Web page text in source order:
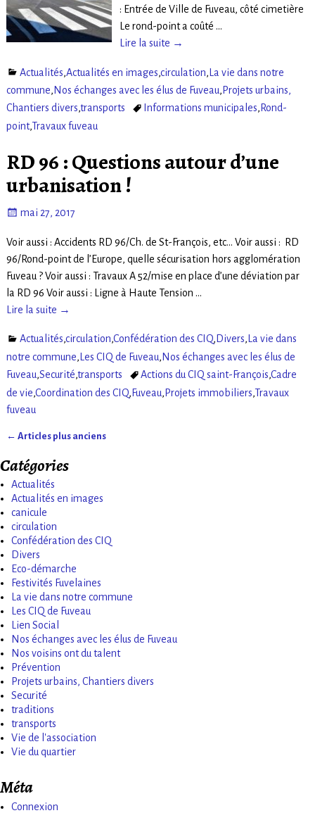
: Entrée de Ville de Fuveau, côté cimetière
Le rond-point a coûté …
Lire la suite →
Actualités,Actualités en images,circulation, La vie dans notre
commune, Nos échanges avec les élus de Fuveau, Projets urbains,
Chantiers divers,transports Informations municipales, Rond-
point,Travaux fuveau
RD 96 : Questions autour d’une
urbanisation !
mai 27, 2017
Voir aussi : Accidents RD 96/Ch. de St-François, etc… Voir aussi : RD
96/Rond-point de l’Europe, quelle sécurisation hors agglomération
Fuveau ? Voir aussi : Travaux A 52/mise en place d’une déviation par
la RD 96 Voir aussi : Ligne à Haute Tension …
Lire la suite →
Actualités,circulation,Confédération des CIQ, Divers, La vie dans
notre commune, Les CIQ de Fuveau, Nos échanges avec les élus de
Fuveau,Securité,transports Actions du CIQ saint-François,Cadre
de vie,Coordination des CIQ, Fuveau, Projets immobiliers,Travaux
fuveau
← Articles plus anciens
Catégories
Actualités
Actualités en images
canicule
circulation
Confédération des CIQ
Divers
Eco-démarche
Festivités Fuvelaines
La vie dans notre commune
Les CIQ de Fuveau
Lien Social
Nos échanges avec les élus de Fuveau
Nos voisins ont du talent
Prévention
Projets urbains, Chantiers divers
Securité
traditions
transports
Vie de l'association
Vie du quartier
Méta
Connexion